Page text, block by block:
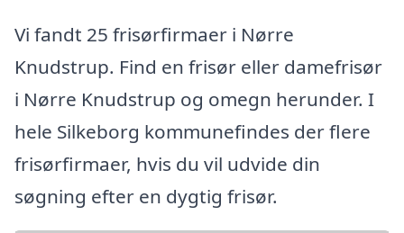
Vi fandt 25 frisørfirmaer i Nørre
Knudstrup. Find en frisør eller damefrisør
i Nørre Knudstrup og omegn herunder. I
hele Silkeborg kommunefindes der flere
frisørfirmaer, hvis du vil udvide din
søgning efter en dygtig frisør.